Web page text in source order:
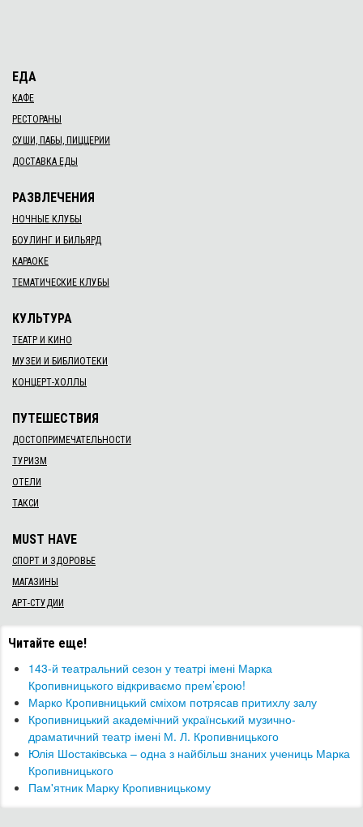
ЕДА
КАФЕ
РЕСТОРАНЫ
СУШИ, ПАБЫ, ПИЦЦЕРИИ
ДОСТАВКА ЕДЫ
РАЗВЛЕЧЕНИЯ
НОЧНЫЕ КЛУБЫ
БОУЛИНГ И БИЛЬЯРД
КАРАОКЕ
ТЕМАТИЧЕСКИЕ КЛУБЫ
КУЛЬТУРА
ТЕАТР И КИНО
МУЗЕИ И БИБЛИОТЕКИ
КОНЦЕРТ-ХОЛЛЫ
ПУТЕШЕСТВИЯ
ДОСТОПРИМЕЧАТЕЛЬНОСТИ
ТУРИЗМ
ОТЕЛИ
ТАКСИ
MUST HAVE
СПОРТ И ЗДОРОВЬЕ
МАГАЗИНЫ
АРТ-СТУДИИ
Читайте еще!
143-й театральний сезон у театрі імені Марка
Кропивницького відкриваємо прем’єрою!
Марко Кропивницький сміхом потрясав притихлу залу
Кропивницький академічний український музично-
драматичний театр імені М. Л. Кропивницького
Юлія Шостаківська – одна з найбільш знаних учениць Марка
Кропивницького
Пам'ятник Марку Кропивницькому